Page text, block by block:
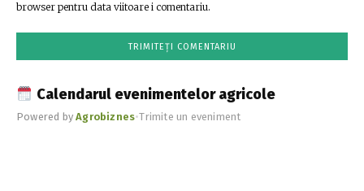
browser pentru data viitoare i comentariu.
Calendarul evenimentelor agricole
Powered byAgrobiznes•Trimite un eveniment